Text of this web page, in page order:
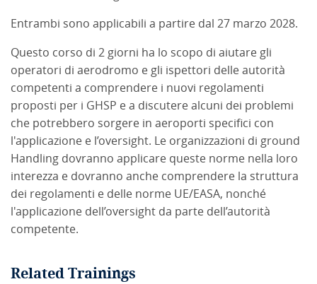
Entrambi sono applicabili a partire dal 27 marzo 2028.
Questo corso di 2 giorni ha lo scopo di aiutare gli
operatori di aerodromo e gli ispettori delle autorità
competenti a comprendere i nuovi regolamenti
proposti per i GHSP e a discutere alcuni dei problemi
che potrebbero sorgere in aeroporti specifici con
l'applicazione e l’oversight. Le organizzazioni di ground
Handling dovranno applicare queste norme nella loro
interezza e dovranno anche comprendere la struttura
dei regolamenti e delle norme UE/EASA, nonché
l'applicazione dell’oversight da parte dell’autorità
competente.
Related Trainings